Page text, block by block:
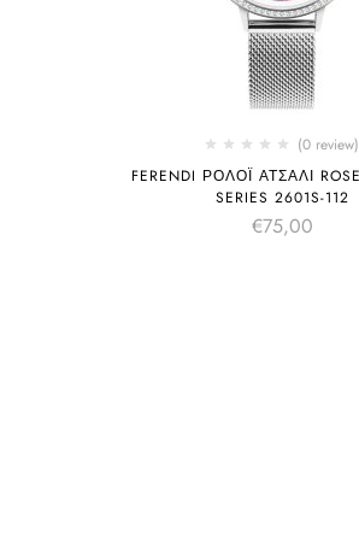
(0 review)
FERENDI ΡΟΛΌΙ ΑΤΣΆΛΙ ROSE GARDEN
SERIES 2601S-112
€75,00